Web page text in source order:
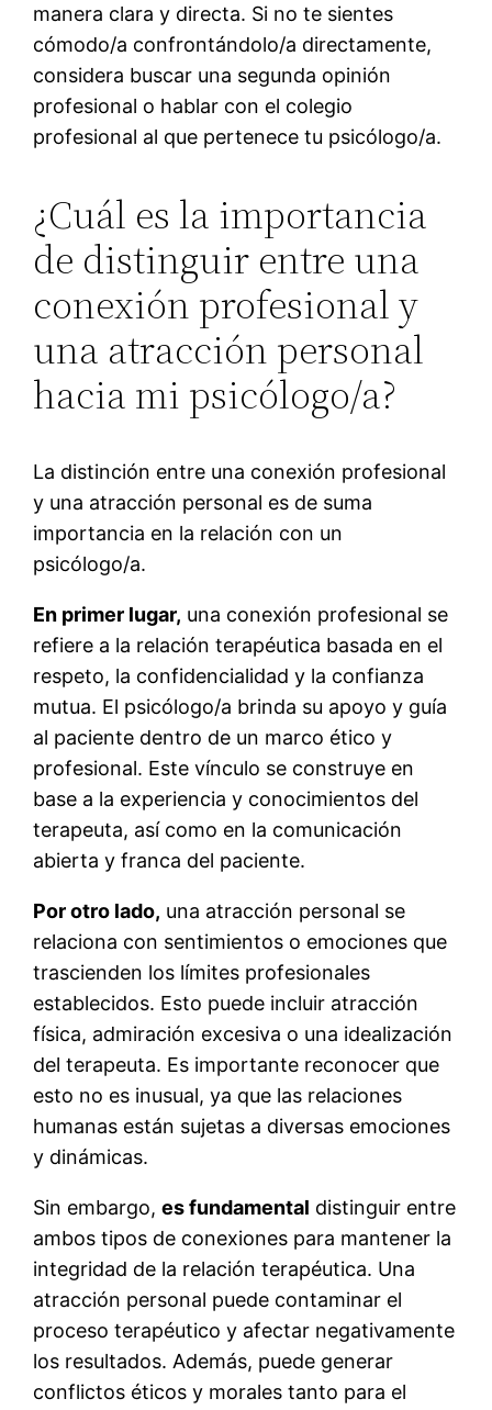
manera clara y directa. Si no te sientes
cómodo/a confrontándolo/a directamente,
considera buscar una segunda opinión
profesional o hablar con el colegio
profesional al que pertenece tu psicólogo/a.
¿Cuál es la importancia
de distinguir entre una
conexión profesional y
una atracción personal
hacia mi psicólogo/a?
La distinción entre una conexión profesional
y una atracción personal es de suma
importancia en la relación con un
psicólogo/a.
En primer lugar, una conexión profesional se
refiere a la relación terapéutica basada en el
respeto, la confidencialidad y la confianza
mutua. El psicólogo/a brinda su apoyo y guía
al paciente dentro de un marco ético y
profesional. Este vínculo se construye en
base a la experiencia y conocimientos del
terapeuta, así como en la comunicación
abierta y franca del paciente.
Por otro lado, una atracción personal se
relaciona con sentimientos o emociones que
trascienden los límites profesionales
establecidos. Esto puede incluir atracción
física, admiración excesiva o una idealización
del terapeuta. Es importante reconocer que
esto no es inusual, ya que las relaciones
humanas están sujetas a diversas emociones
y dinámicas.
Sin embargo,es fundamental distinguir entre
ambos tipos de conexiones para mantener la
integridad de la relación terapéutica. Una
atracción personal puede contaminar el
proceso terapéutico y afectar negativamente
los resultados. Además, puede generar
conflictos éticos y morales tanto para el